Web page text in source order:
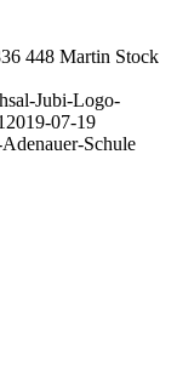
448 Martin Stock
Jubi-Logo-
2019-07-19
Schule